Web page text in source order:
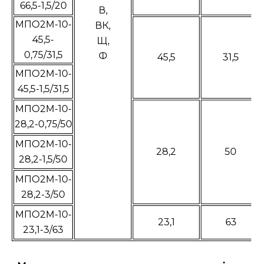
В,
ВК,
Щ,
Ф
66,5-1,5/20
МПО2М-10-
45,5-
0,75/31,5
45,5
31,5
МПО2М-10-
45,5-1,5/31,5
МПО2М-10-
28,2-0,75/50
28,2 50
МПО2М-10-
28,2-1,5/50
МПО2М-10-
28,2-3/50
МПО2М-10-
23,1-3/63
23,1 63